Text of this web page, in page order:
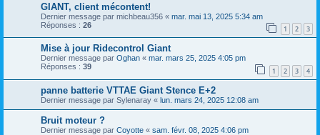
GIANT, client mécontent!
Dernier message par michbeau356 « mar. mai 13, 2025 5:34 am
Réponses : 26 1 2 3
Mise à jour Ridecontrol Giant
Dernier message par Oghan « mar. mars 25, 2025 4:05 pm
Réponses : 39 1 2 3 4
panne batterie VTTAE Giant Stence E+2
Dernier message par Sylenaray « lun. mars 24, 2025 12:08 am
Bruit moteur ?
Dernier message par Coyotte « sam. févr. 08, 2025 4:06 pm